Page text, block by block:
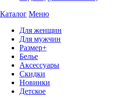
Каталог Меню
Для женщин
Для мужчин
Размер+
Белье
Аксессуары
Скидки
Новинки
Детское